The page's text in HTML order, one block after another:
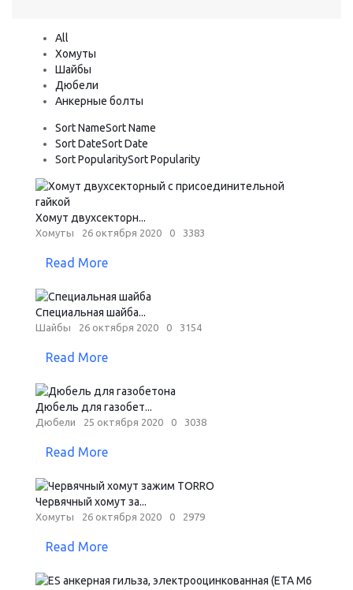
All
Хомуты
Шайбы
Дюбели
Анкерные болты
Sort NameSort Name
Sort DateSort Date
Sort PopularitySort Popularity
Хомут двухсекторн...
Хомуты 26 октября 2020 0 3383
Read More
Специальная шайба...
Шайбы 26 октября 2020 0 3154
Read More
Дюбель для газобет...
Дюбели 25 октября 2020 0 3038
Read More
Червячный хомут за...
Хомуты 26 октября 2020 0 2979
Read More